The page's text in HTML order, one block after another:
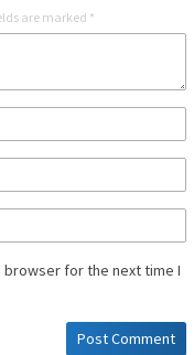
are marked *
browser for the next time I